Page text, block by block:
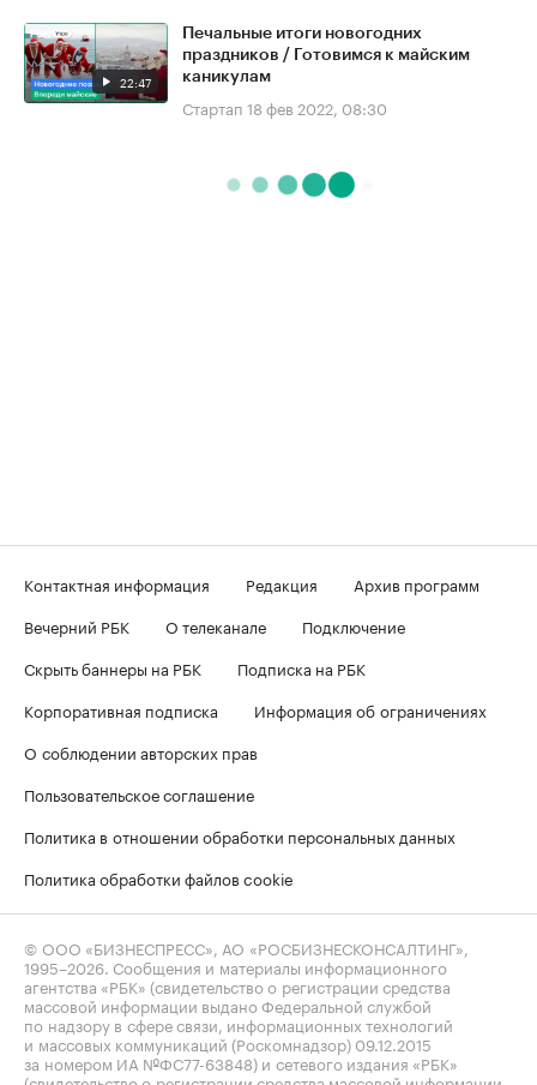
22:47
Печальные итоги новогодних
праздников / Готовимся к майским
каникулам
Стартап 18 фев 2022, 08:30
Контактная информация Редакция
Архив программ
Вечерний РБК
О телеканале
Подключение
Скрыть баннеры на РБК
Подписка на РБК
Корпоративная подписка
Информация об ограничениях
О соблюдении авторских прав
Пользовательское соглашение
Политика в отношении обработки персональных данных
Политика обработки файлов cookie
© ООО «БИЗНЕСПРЕСС», АО «РОСБИЗНЕСКОНСАЛТИНГ»,
1995–2026 . Сообщения и материалы информационного
агентства «РБК» (свидетельство о регистрации средства
массовой информации выдано Федеральной службой
по надзору в сфере связи, информационных технологий
и массовых коммуникаций (Роскомнадзор) 09.12.2015
за номером ИА №ФС77-63848) и сетевого издания «РБК»